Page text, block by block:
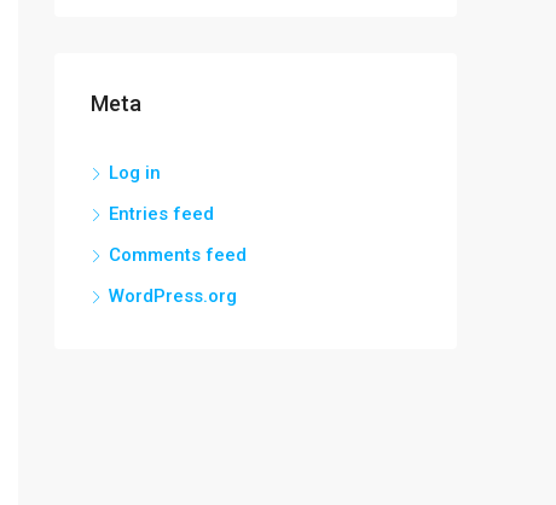
Meta
Log in
Entries feed
Comments feed
WordPress.org